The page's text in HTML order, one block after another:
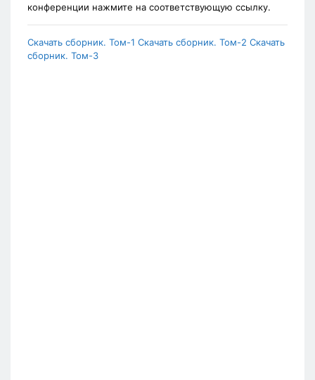
конференции нажмите на соответствующую ссылку.
Скачать сборник. Том-1 Скачать сборник. Том-2 Скачать
сборник. Том-3